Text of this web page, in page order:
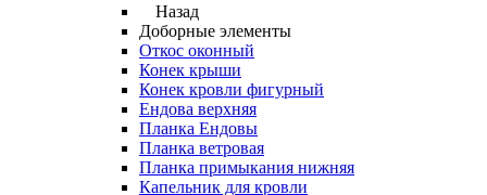
Назад
Доборные элементы
Откос оконный
Конек крыши
Конек кровли фигурный
Ендова верхняя
Планка Ендовы
Планка ветровая
Планка примыкания нижняя
Капельник для кровли